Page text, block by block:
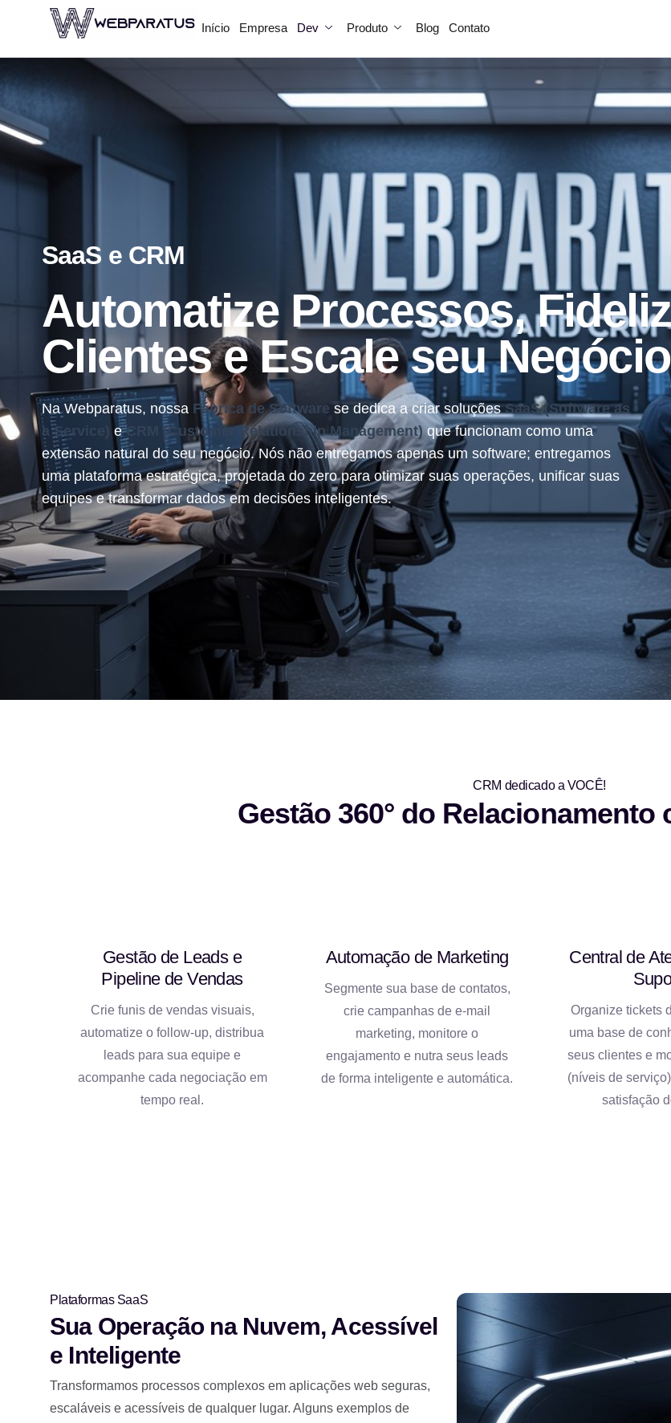
Início Empresa Dev Produto Blog Contato
SaaS e CRM
Automatize Processos,
Clientes e Escale seu Negócio
Na Webparatus, nossa Fábrica de Software se dedica a criar soluçõesSaaS (Software as
a Service)
eCRM (Customer Relationship Management)que funcionam como uma
extensão natural do seu negócio. Nós não entregamos apenas um software; entregamos
uma plataforma estratégica, projetada do zero para otimizar suas operações, unificar suas
equipes e transformar dados em decisões inteligentes.
CRM dedicado a VOCÊ!
Gestão 360° do Relacionamento
Gestão de Leads e
Pipeline de Vendas
Crie funis de vendas visuais,
automatize o follow-up, distribua
leads para sua equipe e
acompanhe cada negociação em
tempo real.
Automação de Marketing
Segmente sua base de contatos,
crie campanhas de e-mail
marketing, monitore o
engajamento e nutra seus leads
de forma inteligente e automática.
Central de
Organize tickets
uma base de
seus clientes e
(níveis de
satisfação
Plataformas SaaS
Sua Operação na Nuvem, Acessível
e Inteligente
Transformamos processos complexos em aplicações web seguras,
escaláveis e acessíveis de qualquer lugar. Alguns exemplos de